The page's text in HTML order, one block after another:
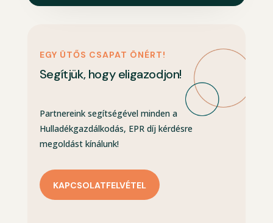
EGY ÜTŐS CSAPAT ÖNÉRT!
Segítjük, hogy eligazodjon!
Partnereink segítségével minden a
Hulladékgazdálkodás, EPR díj kérdésre
megoldást kínálunk!
KAPCSOLATFELVÉTEL